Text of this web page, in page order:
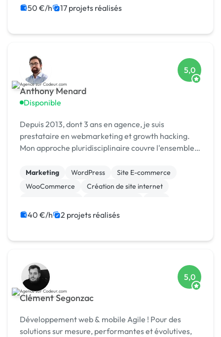
Machine Learning Web design
50 €/h 17 projets réalisés
Anthony Menard
Disponible
5,0
Depuis 2013, dont 3 ans en agence, je suis
prestataire en webmarketing et growth hacking.
Mon approche pluridisciplinaire couvre l'ensemble
à la promotion de votre entreprise. 👍
Compétences Clé...
Marketing WordPress
Site E-commerce
WooCommerce
Création de site internet
Motion design
Campagne display avec bannières
40 €/h 2 projets réalisés
Clément Segonzac
5,0
Développement web & mobile Agile ! Pour des
solutions sur mesure, performantes et évolutives,